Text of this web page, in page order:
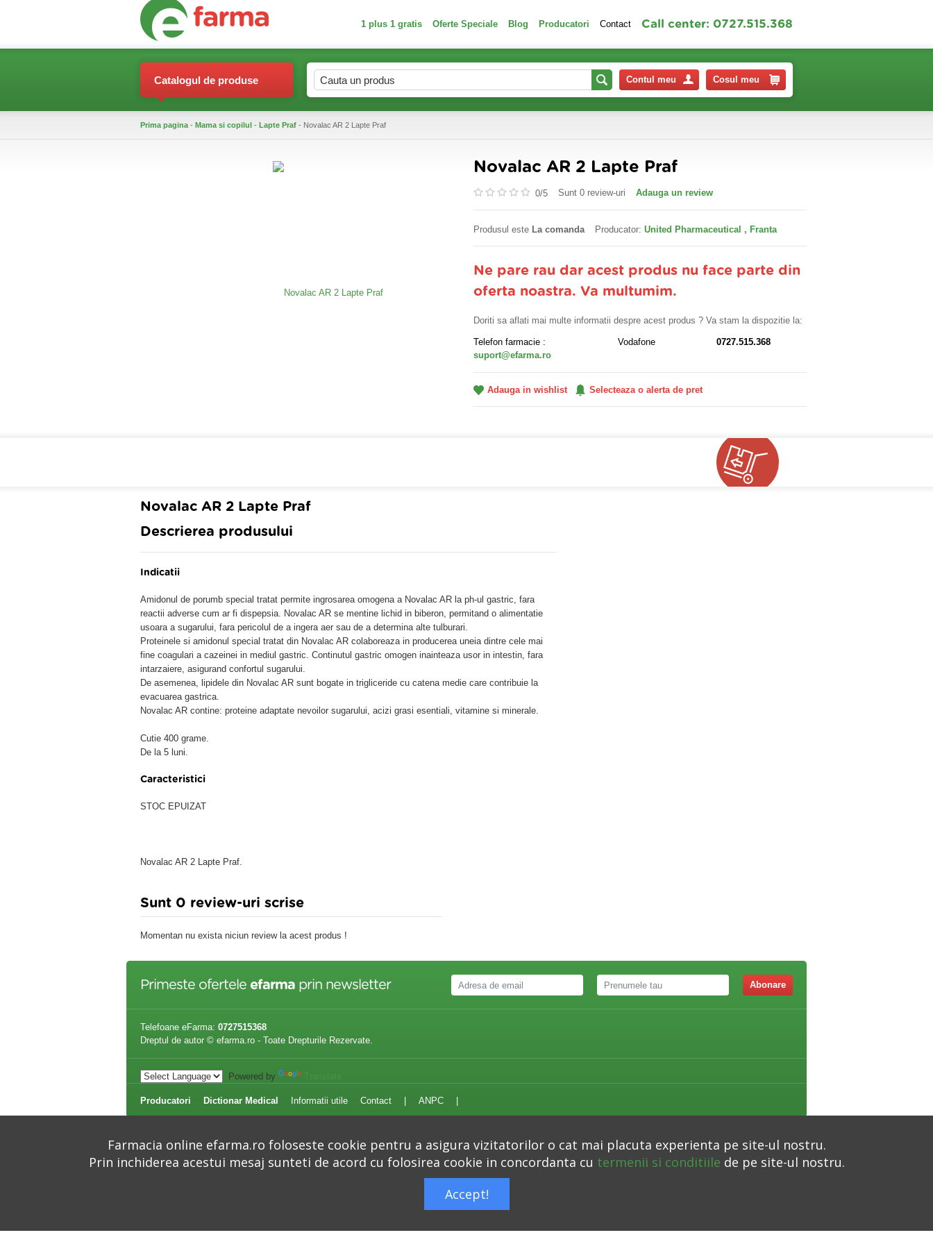
1 plus 1 gratis Oferte Speciale Blog Producatori Contact Call center: 0727.515.368
Catalogul de produse Contul meu Cosul meu
Prima pagina - Mama si copilul - Lapte Praf - Novalac AR 2 Lapte Praf
Novalac AR 2 Lapte Praf
0/5 Sunt 0 review-uri Adauga un review
Produsul este La comanda Producator: United Pharmaceutical , Franta
Ne pare rau dar acest produs nu face parte din
oferta noastra. Va multumim.
Doriti sa aflati mai multe informatii despre acest produs ? Va stam la dispozitie la:
Telefon farmacie : Vodafone
0727.515.368
suport@efarma.ro
Adauga in wishlist Selecteaza o alerta de pret
Novalac AR 2 Lapte Praf
Descrierea produsului
Indicatii
Amidonul de porumb special tratat permite ingrosarea omogena a Novalac AR la ph-ul gastric, fara
reactii adverse cum ar fi dispepsia. Novalac AR se mentine lichid in biberon, permitand o alimentatie
usoara a sugarului, fara pericolul de a ingera aer sau de a determina alte tulburari.
Proteinele si amidonul special tratat din Novalac AR colaboreaza in producerea uneia dintre cele mai
fine coagulari a cazeinei in mediul gastric. Continutul gastric omogen inainteaza usor in intestin, fara
intarzaiere, asigurand confortul sugarului.
De asemenea, lipidele din Novalac AR sunt bogate in trigliceride cu catena medie care contribuie la
evacuarea gastrica.
Novalac AR contine: proteine adaptate nevoilor sugarului, acizi grasi esentiali, vitamine si minerale.
Cutie 400 grame.
De la 5 luni.
Caracteristici
STOC EPUIZAT
Novalac AR 2 Lapte Praf.
Sunt 0 review-uri scrise
Momentan nu exista niciun review la acest produs !
Primeste ofertele efarma prin newsletter Abonare
Telefoane eFarma: 0727515368
Dreptul de autor © efarma.ro - Toate Drepturile Rezervate.
Powered by
Producatori Dictionar Medical Informatii utile Contact ANPC
Autoritatea Nationala pentru Protectia Consumatorilor –
Farmacia online efarma.ro foloseste cookie pentru a asigura vizitatorilor o cat mai placuta experienta pe site-ul nostru.
Prin inchiderea acestui mesaj sunteti de acord cu folosirea cookie in concordanta cu termenii si conditiile de pe site-ul nostru.
Accept!